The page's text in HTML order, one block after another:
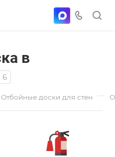
в
6
Отбойные доски для стен —